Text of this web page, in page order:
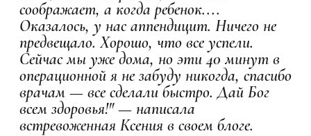
соображает, а когда ребенок....
Оказалось, у нас аппендицит. Ничего не
предвещало. Хорошо, что все успели.
Сейчас мы уже дома, но эти 40 минут в
операционной я не забуду никогда, спасибо
врачам — все сделали быстро. Дай Бог
всем здоровья!" — написала
встревоженная Ксения в своем блоге.